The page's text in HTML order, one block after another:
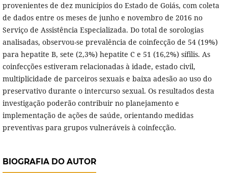
provenientes de dez municípios do Estado de Goiás, com coleta
de dados entre os meses de junho e novembro de 2016 no
Serviço de Assistência Especializada. Do total de sorologias
analisadas, observou-se prevalência de coinfecção de 54 (19%)
para hepatite B, sete (2,3%) hepatite C e 51 (16,2%) sífilis. As
coinfecções estiveram relacionadas à idade, estado civil,
multiplicidade de parceiros sexuais e baixa adesão ao uso do
preservativo durante o intercurso sexual. Os resultados desta
investigação poderão contribuir no planejamento e
implementação de ações de saúde, orientando medidas
preventivas para grupos vulneráveis à coinfecção.
BIOGRAFIA DO AUTOR